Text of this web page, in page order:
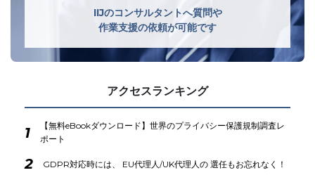
IIJのコンサルタントへ質問や
作業支援の依頼が可能です
アクセスランキング
1
【無料eBookダウンロード】世界のプライバシー保護規制調査レ
ポート
2 GDPR対応時には、 EU代理人/UK代理人の 選任もお忘れなく！